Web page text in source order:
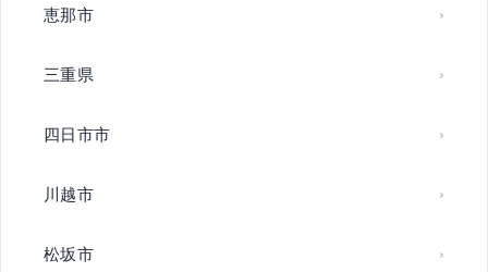
恵那市
三重県
四日市市
川越市
松坂市